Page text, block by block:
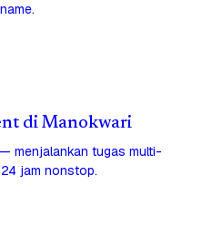
di Manokwari
menjalankan tugas multi-
jam nonstop.